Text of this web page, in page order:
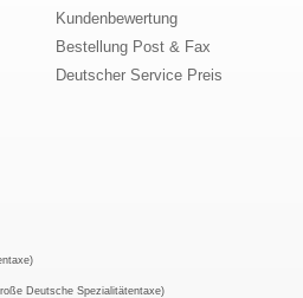
Kundenbewertung
Bestellung Post & Fax
Deutscher Service Preis
Deutsche Spezialitätentaxe)